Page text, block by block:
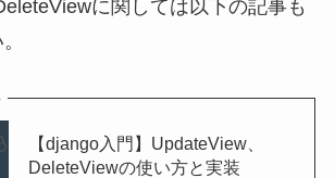
に関しては以下の記事も
【django入門】UpdateView、
DeleteViewの使い方と実装